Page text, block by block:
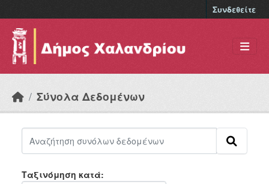
Συνδεθείτε
Σύνολα Δεδομένων
Ταξινόμηση κατά